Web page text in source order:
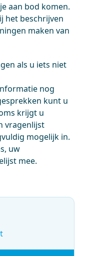
aan bod komen.
het beschrijven
maken van
als u iets niet
nog
kunt u
krijgt u
vragenlijst
mogelijk in.
uw
mee.